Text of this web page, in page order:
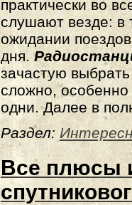
практически во
слушают везде: в
ожидании
дня.
зачастую
сложно,
одни. Далее в
Раздел:
Все плюсы